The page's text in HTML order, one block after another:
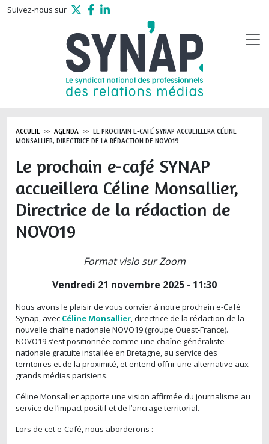
Aller au contenu principal
Suivez-nous sur
ACCUEIL AGENDA
LE PROCHAIN E-CAFÉ SYNAP ACCUEILLERA CÉLINE
MONSALLIER, DIRECTRICE DE LA RÉDACTION DE NOVO19
Le prochain e-café SYNAP
accueillera Céline Monsallier,
Directrice de la rédaction de
NOVO19
Format visio sur Zoom
Vendredi 21 novembre 2025 - 11:30
Nous avons le plaisir de vous convier à notre prochain e-Café
Synap, avec Céline Monsallier, directrice de la rédaction de la
nouvelle chaîne nationale NOVO19 (groupe Ouest‑France).
NOVO19 s’est positionnée comme une chaîne généraliste
nationale gratuite installée en Bretagne, au service des
territoires et de la proximité, et entend offrir une alternative aux
grands médias parisiens.
Céline Monsallier apporte une vision affirmée du journalisme au
service de l’impact positif et de l’ancrage territorial.
Lors de cet e-Café, nous aborderons :